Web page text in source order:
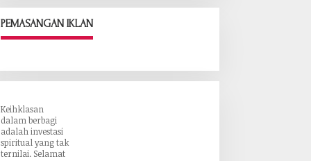
PEMASANGAN IKLAN
Keihklasan
dalam berbagi
adalah investasi
spiritual yang tak
ternilai. Selamat